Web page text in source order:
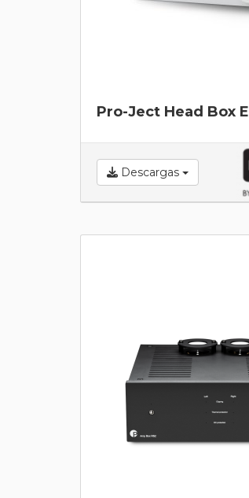
Pro-Ject Head Box E
Descargas